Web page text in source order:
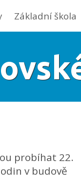
Základní škola
probíhat 22.
v budově